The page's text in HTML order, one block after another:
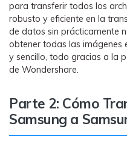
para transferir todos los
robusto y eficiente en la
de datos sin prácticamente
obtener todas las imágenes
y sencillo, todo gracias a la
de Wondershare.
Parte 2: Cómo
Samsung a